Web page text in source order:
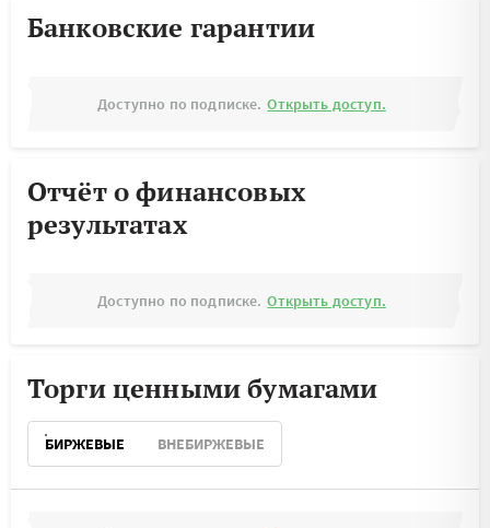
Банковские гарантии
Доступно по подписке. Открыть доступ.
Отчёт о финансовых
результатах
Доступно по подписке. Открыть доступ.
Торги ценными бумагами
БИРЖЕВЫЕ ВНЕБИРЖЕВЫЕ